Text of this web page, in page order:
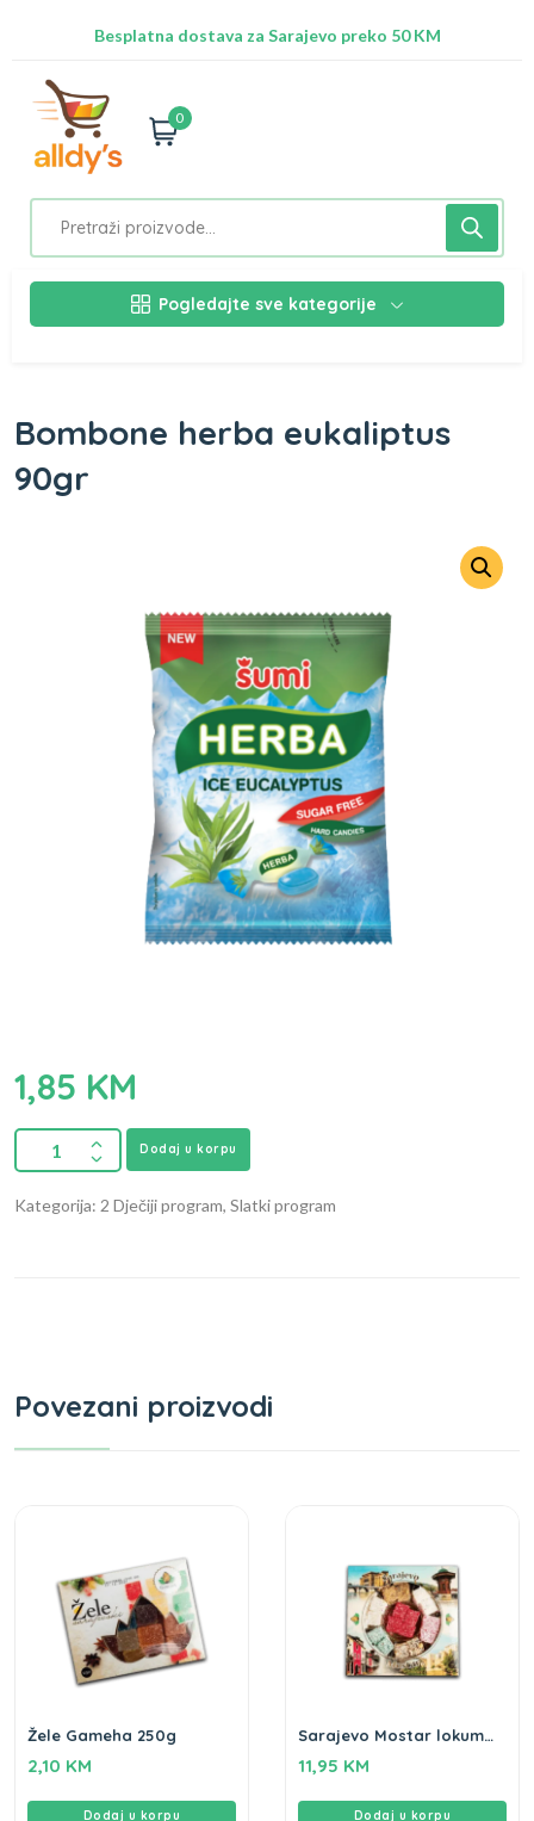
Besplatna dostava za Sarajevo preko 50 KM
0
Pogledajte sve kategorije
Bombone herba eukaliptus
90gr
1,85 KM
Dodaj u korpu
Kategorija: 2 Dječiji program, Slatki program
Povezani proizvodi
Žele Gameha 250g
2,10 KM
Dodaj u korpu
Sarajevo Mostar lokum
11,95 KM
Dodaj u korpu